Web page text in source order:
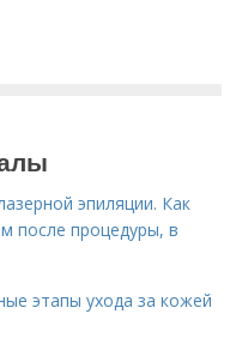
эпиляции. Как
после процедуры, в
этапы ухода за кожей